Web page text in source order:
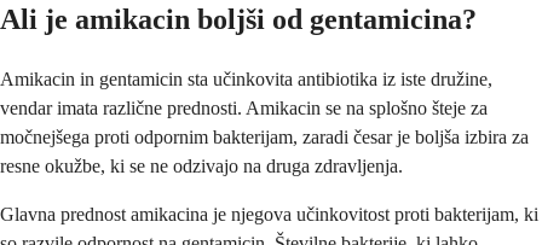
Ali je amikacin boljši od gentamicina?
Amikacin in gentamicin sta učinkovita antibiotika iz iste družine,
vendar imata različne prednosti. Amikacin se na splošno šteje za
močnejšega proti odpornim bakterijam, zaradi česar je boljša izbira za
resne okužbe, ki se ne odzivajo na druga zdravljenja.
Glavna prednost amikacina je njegova učinkovitost proti bakterijam, ki